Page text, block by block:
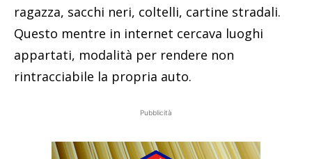
ragazza, sacchi neri, coltelli, cartine stradali.
Questo mentre in internet cercava luoghi
appartati, modalità per rendere non
rintracciabile la propria auto.
Pubblicità